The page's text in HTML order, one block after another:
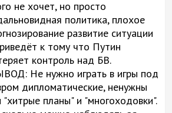
не хочет, но просто
политика, плохое
развитие ситуации
к тому что Путин
контроль над БВ.
Не нужно играть в игры под
дипломатические, ненужны
"хитрые планы" и "многоходовки".